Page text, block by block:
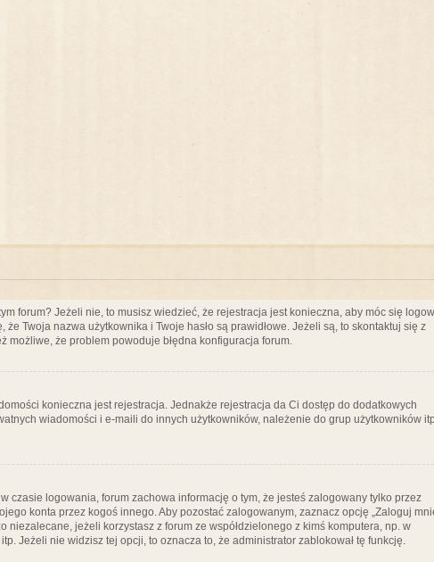
forum? Jeżeli nie, to musisz wiedzieć, że rejestracja jest konieczna, aby móc się
Twoja nazwa użytkownika i Twoje hasło są prawidłowe. Jeżeli są, to skontaktuj się z
możliwe, że problem powoduje błędna konfiguracja forum.
konieczna jest rejestracja. Jednakże rejestracja da Ci dostęp do dodatkowych
wiadomości i e-maili do innych użytkowników, należenie do grup użytkowników
w czasie logowania, forum zachowa informację o tym, że jesteś zalogowany tylko przez
konta przez kogoś innego. Aby pozostać zalogowanym, zaznacz opcję „Zaloguj
jeżeli korzystasz z forum ze współdzielonego z kimś komputera, np. w
Jeżeli nie widzisz tej opcji, to oznacza to, że administrator zablokował tę funkcję.